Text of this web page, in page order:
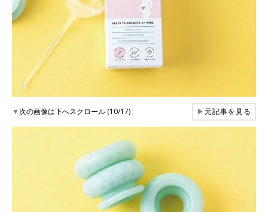
▼次の画像は下へスクロール (10/17) ▶元記事を見る